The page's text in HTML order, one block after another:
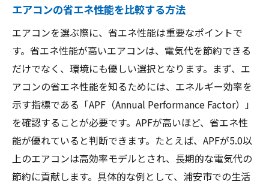
エアコンの省エネ性能を比較する方法
エアコンを選ぶ際に、省エネ性能は重要なポイントで
す。省エネ性能が高いエアコンは、電気代を節約できる
だけでなく、環境にも優しい選択となります。まず、エ
アコンの省エネ性能を知るためには、エネルギー効率を
示す指標である「APF（Annual Performance Factor）」
を確認することが必要です。APFが高いほど、省エネ性
能が優れていると判断できます。たとえば、APFが5.0以
上のエアコンは高効率モデルとされ、長期的な電気代の
節約に貢献します。具体的な例として、浦安市での生活